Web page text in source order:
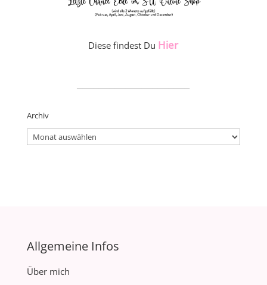
Diese findest Du Hier
Archiv
Archiv
Allgemeine Infos
Über mich